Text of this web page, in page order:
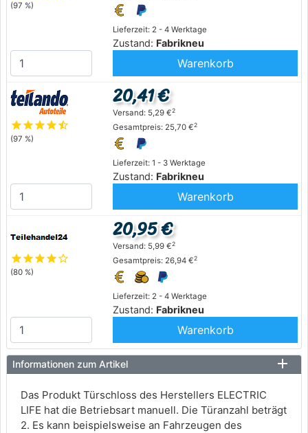
(97 %)
Lieferzeit: 2 - 4 Werktage
Zustand: Fabrikneu
Warenkorb
starstarstarstarstar_half
(97 %)
Lieferzeit: 1 - 3 Werktage
Zustand: Fabrikneu
20,41 €
Versand: 5,29 €2
Gesamtpreis: 25,70 €2
Warenkorb
starstarstarstarstar_outline
(80 %)
Lieferzeit: 2 - 4 Werktage
Zustand: Fabrikneu
20,95 €
Versand: 5,99 €2
Gesamtpreis: 26,94 €2
Warenkorb
Informationen zum Artikel
Das Produkt Türschloss des Herstellers ELECTRIC
LIFE hat die Betriebsart manuell. Die Türanzahl beträgt
2. Es kann beispielsweise an Fahrzeugen des